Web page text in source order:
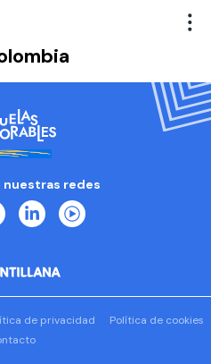
nuestras redes
de privacidad
Política de cookies